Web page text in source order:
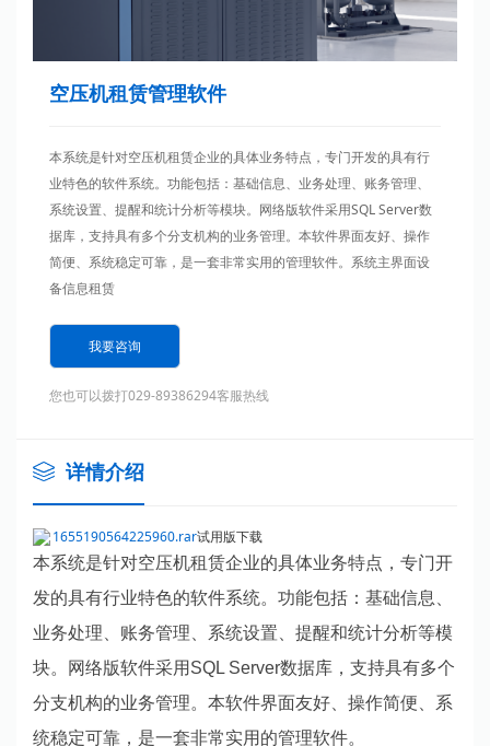
空压机租赁管理软件
本系统是针对空压机租赁企业的具体业务特点，专门开发的具有行
业特色的软件系统。功能包括：基础信息、业务处理、账务管理、
系统设置、提醒和统计分析等模块。网络版软件采用SQL Server数
据库，支持具有多个分支机构的业务管理。本软件界面友好、操作
简便、系统稳定可靠，是一套非常实用的管理软件。系统主界面设
备信息租赁
我要咨询
您也可以拨打029-89386294客服热线
详情介绍
1655190564225960.rar试用版下载
本系统是针对空压机租赁企业的具体业务特点，专门开
发的具有行业特色的软件系统。功能包括：基础信息、
业务处理、账务管理、系统设置、提醒和统计分析等模
块。网络版软件采用SQL Server数据库，支持具有多个
分支机构的业务管理。本软件界面友好、操作简便、系
统稳定可靠，是一套非常实用的管理软件。